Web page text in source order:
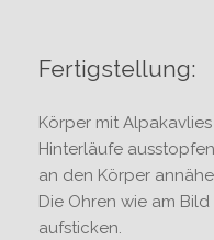
Fertigstellung:
Körper mit
Hinterläufe
an den Körper
Die Ohren wie am
aufsticken.